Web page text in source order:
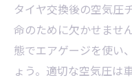
タイヤ交換後の空気圧
命のために欠かせませ
態でエアゲージを使い
ょう。適切な空気圧は